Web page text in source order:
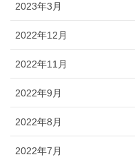
2023年3月
2022年12月
2022年11月
2022年9月
2022年8月
2022年7月